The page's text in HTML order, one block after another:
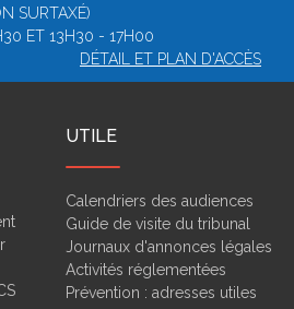
SURTAXÉ)
ET 13H30 - 17H00
DÉTAIL ET PLAN D'ACCÈS
UTILE
Calendriers des audiences
Guide de visite du tribunal
Journaux d'annonces légales
Activités réglementées
Prévention : adresses utiles